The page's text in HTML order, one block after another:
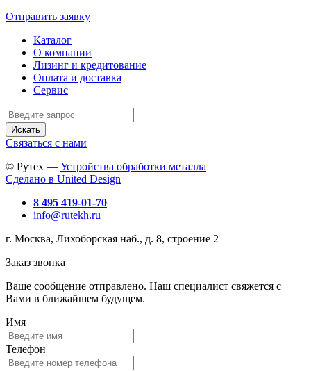
Отправить заявку
Каталог
О компании
Лизинг и кредитование
Оплата и доставка
Сервис
Искать
Связаться с нами
© Рутех — Устройства обработки металла
Сделано в United Design
8 495 419-01-70
info@rutekh.ru
г. Москва, Лихоборская наб., д. 8, строение 2
Заказ звонка
Ваше сообщение отправлено. Наш специалист свяжется с
Вами в ближайшем будущем.
Имя
Телефон